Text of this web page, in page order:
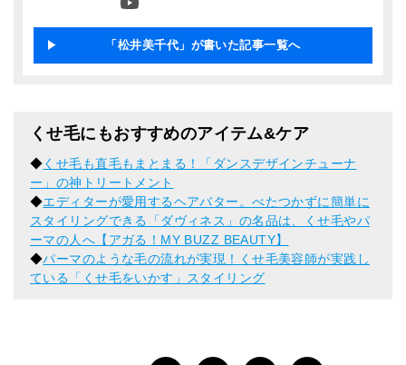
「松井美千代」が書いた記事一覧へ
くせ毛にもおすすめのアイテム&ケア
◆くせ毛も直毛もまとまる！「ダンスデザインチューナ
ー」の神トリートメント
◆エディターが愛用するヘアバター。べたつかずに簡単に
スタイリングできる「ダヴィネス」の名品は、くせ毛やパ
ーマの人へ【アガる！MY BUZZ BEAUTY】
◆パーマのような毛の流れが実現！くせ毛美容師が実践し
ている「くせ毛をいかす」スタイリング